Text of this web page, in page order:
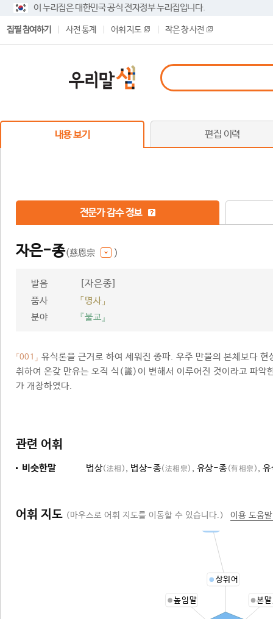
이 누리집은 대한민국 공식 전자정부 누리집입니다.
집필 참여하기 사전 통계 어휘 지도 작은 창 사전
내용 보기 편집 이력
전문가 감수 정보
자은-종(慈恩宗 )
발음 [자은종]
품사
「명사」
분야
『불교』
「001」 유식론을 근거로 하여 세워진 종파. 우주 만물의 본체보다
취하여 온갖 만유는 오직 식(識)이 변해서 이루어진 것이라고 파악
가 개창하였다.
관련 어휘
비슷한말 법상(法相) , 법상-종(法相宗) , 유상-종(有相宗) ,
어휘 지도 (마우스로 어휘 지도를 이동할 수 있습니다.) 이용 도움
상위어
본
높임말